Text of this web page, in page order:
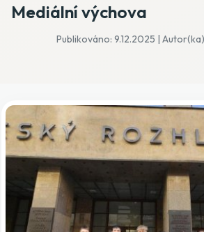
Mediální výchova
Publikováno: 9.12.2025 |